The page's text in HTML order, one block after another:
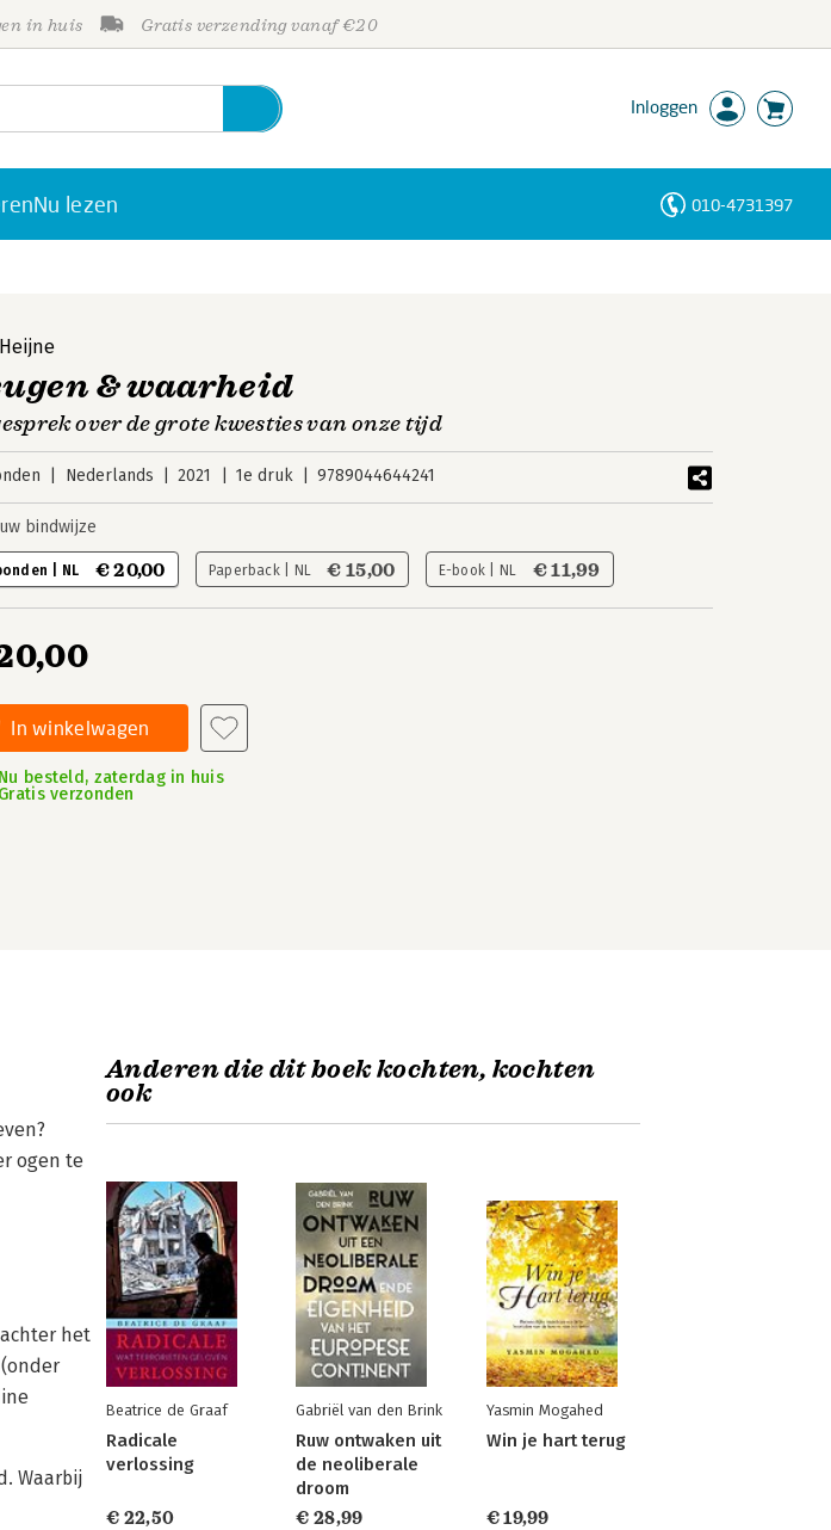
in huis Gratis verzending vanaf €20
Inloggen
Nu lezen 010-4731397
& waarheid
over de grote kwesties van onze tijd
Nederlands 2021 1e druk 9789044644241
bindwijze
| NL € 20,00 Paperback | NL € 15,00 E-book | NL € 11,99
In winkelwagen
Nu besteld, zaterdag in huis
Gratis verzonden
ogen te
het
Waarbij
Anderen die dit boek kochten, kochten
ook
Beatrice de Graaf
Radicale
verlossing
€ 22,50
Gabriël van den Brink
Ruw ontwaken uit
de neoliberale
droom
€ 28,99
Yasmin Mogahed
Win je hart terug
€ 19,99
Personen